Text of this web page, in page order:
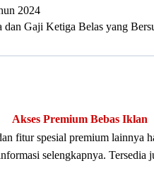
2024
Gaji Ketiga Belas yang
Akses Premium Bebas Iklan
fitur spesial premium lainnya
selengkapnya. Tersedia